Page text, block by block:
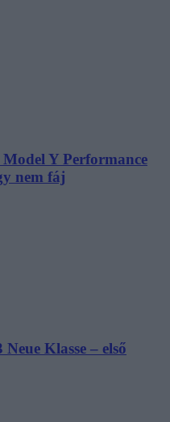
Y Performance
nem fáj
Klasse – első